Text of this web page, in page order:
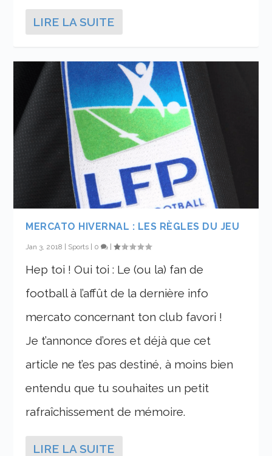
LIRE LA SUITE
MERCATO HIVERNAL : LES RÈGLES DU JEU
Jan 3, 2018 | Sports | 0 |
Hep toi ! Oui toi : Le (ou la) fan de
football à l’affût de la dernière info
mercato concernant ton club favori !
Je t’annonce d’ores et déjà que cet
article ne t’es pas destiné, à moins bien
entendu que tu souhaites un petit
rafraîchissement de mémoire.
LIRE LA SUITE